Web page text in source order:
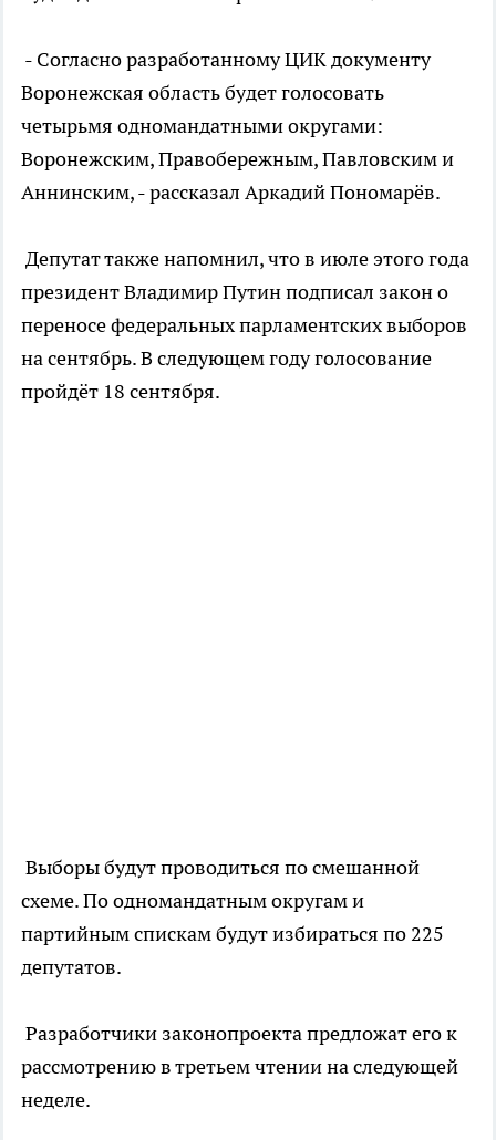
- Согласно разработанному ЦИК документу
Воронежская область будет голосовать
четырьмя одномандатными округами:
Воронежским, Правобережным, Павловским и
Аннинским, - рассказал Аркадий Пономарёв.
Депутат также напомнил, что в июле этого года
президент Владимир Путин подписал закон о
переносе федеральных парламентских выборов
на сентябрь. В следующем году голосование
пройдёт 18 сентября.
Выборы будут проводиться по смешанной
схеме. По одномандатным округам и
партийным спискам будут избираться по 225
депутатов.
Разработчики законопроекта предложат его к
рассмотрению в третьем чтении на следующей
неделе.